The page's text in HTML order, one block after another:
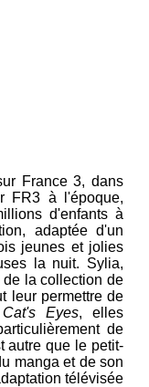
France 3, dans
FR3 à l'époque,
d'enfants à
adaptée d'un
jeunes et jolies
la nuit. Sylia,
la collection de
leur permettre de
Cat's Eyes, elles
de
autre que le petit-
manga et de son
télévisée